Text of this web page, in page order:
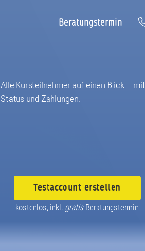
Alle Kursteilnehmer auf einen Blick – mit
Status und Zahlungen.
Testaccount erstellen
kostenlos, inkl. gratis Beratungstermin
Beratungstermin